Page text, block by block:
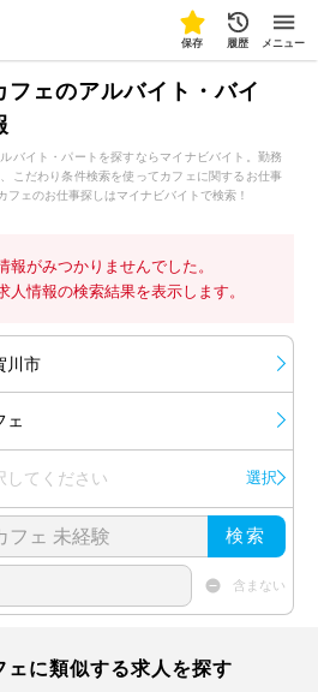
保存 履歴 メニュー
ェのアルバイト・バイ
バイト・パートを探すならマイナビバイト。勤務
こだわり条件検索を使ってカフェに関するお仕事
フェのお仕事探しはマイナビバイトで検索！
がみつかりませんでした。
人情報の検索結果を表示します。
川市
ェ
してください 選択
検索
含まない
に類似する求人を探す